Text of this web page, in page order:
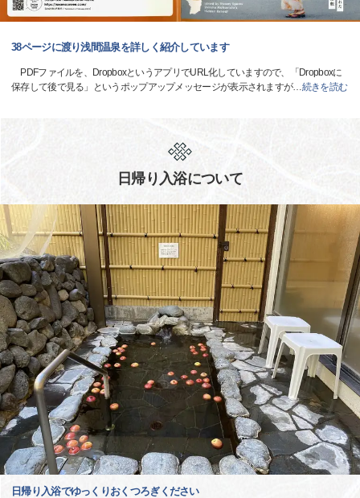
38ページに渡り浅間温泉を詳しく紹介しています
PDFファイルを、DropboxというアプリでURL化していますので、「Dropboxに
保存して後で見る」というポップアップメッセージが表示されますが…続きを読む
日帰り入浴について
日帰り入浴でゆっくりおくつろぎください